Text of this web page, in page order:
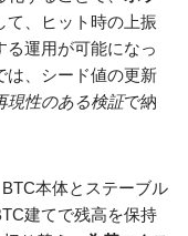
て、ヒット時の上振
る運用が可能になっ
は、シード値の更新
現性のある検証で納
本体とステーブル
建てで残高を保持